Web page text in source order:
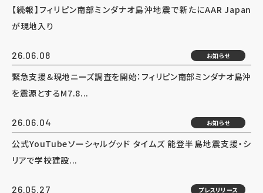
【続報】フィリピン南部ミンダナオ島沖地震で新たにAAR Japan
が現地入り
26.06.08 お知らせ
緊急支援＆現地ニーズ調査を開始：フィリピン南部ミンダナオ島沖
を震源とするM7.8...
26.06.04 お知らせ
公式YouTubeソーシャルグッド タイムズ 能登半島地震支援・シ
リアで学校建設...
26.05.27 プレスリリース